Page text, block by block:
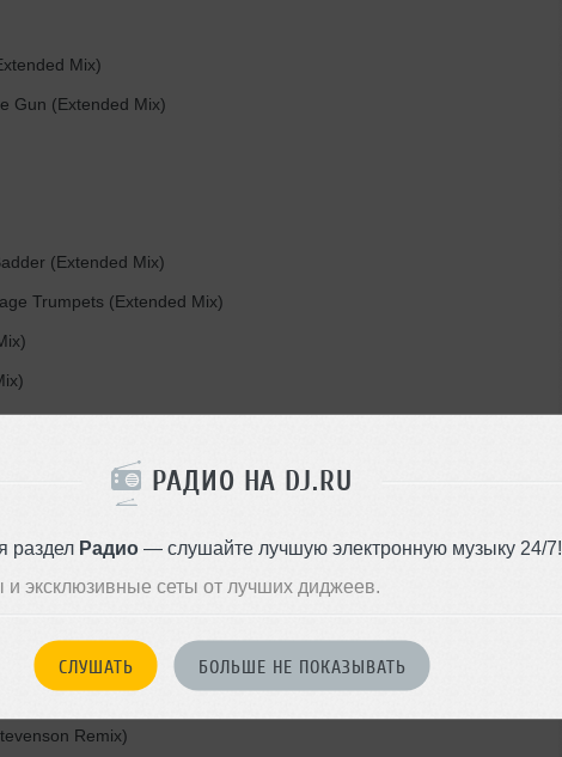
РАДИО НА DJ.RU
раздел Радио— слушайте лучшую электронную музыку 24/7!
эксклюзивные сеты от лучших диджеев.
СЛУШАТЬ БОЛЬШЕ НЕ ПОКАЗЫВАТЬ
Mix)
Gun (Extended Mix)
(Extended Mix)
Trumpets (Extended Mix)
Mix)
Mix)
Remix)